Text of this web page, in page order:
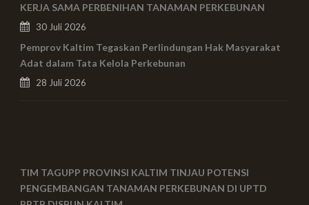
KERJA SAMA PERBENIHAN TANAMAN PERKEBUNAN
30 Juli 2026
Pemprov Kaltim Tegaskan Perlindungan Hak Masyarakat
Adat dalam Tata Kelola Perkebunan
28 Juli 2026
TIM TAGUPP PROVINSI KALTIM TINJAU POTENSI
PENGEMBANGAN TANAMAN PERKEBUNAN DI UPTD